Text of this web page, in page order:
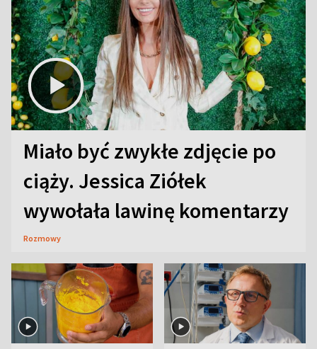
Miało być zwykłe zdjęcie po
ciąży. Jessica Ziółek
wywołała lawinę komentarzy
Rozmowy